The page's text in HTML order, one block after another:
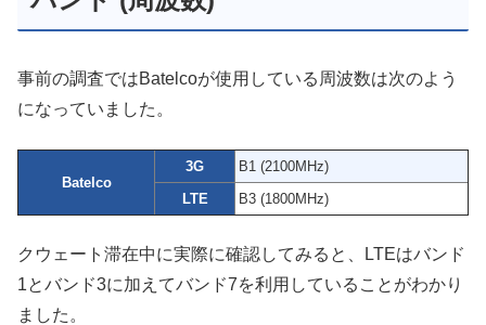
事前の調査ではBatelcoが使用している周波数は次のよう
になっていました。
Batelco
3G
B1 (2100MHz)
LTE
B3 (1800MHz)
クウェート滞在中に実際に確認してみると、LTEはバンド
1とバンド3に加えてバンド7を利用していることがわかり
ました。